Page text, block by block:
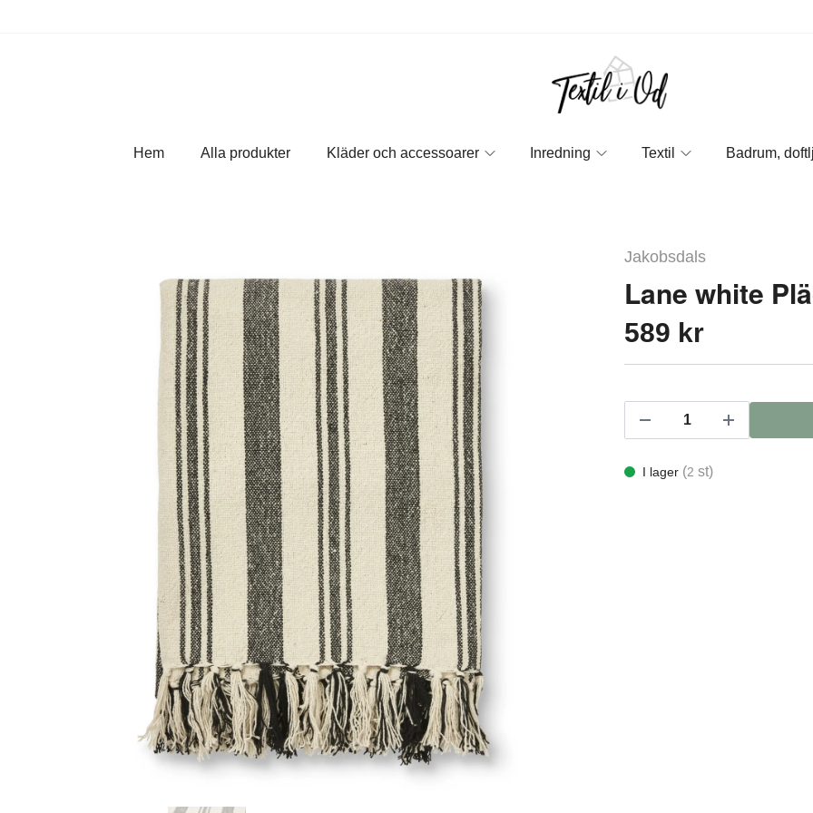
Hem Alla produkter Kläder och accessoarer Inredning Textil Badrum,
Jakobsdals
Lane white
589 kr
I lager (2 st)